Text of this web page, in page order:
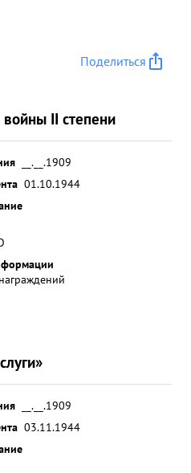
Поделиться
II степени
__.__.1909
01.10.1944
__.__.1909
03.11.1944